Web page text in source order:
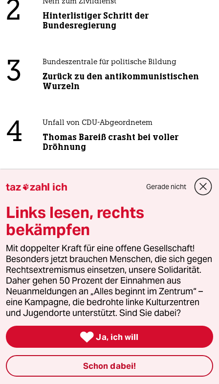
2 Nein zum Zivildienst
Hinterlistiger Schritt der
Bundesregierung
3 Bundeszentrale für politische Bildung
Zurück zu den antikommunistischen
Wurzeln
4 Unfall von CDU-Abgeordnetem
Thomas Bareiß crasht bei voller
Dröhnung
5 Was tun gegen den Energiewende-Rollback?
6 Niedrigwasser in Mittel- und Osteuropa
Stromkrise mit Ansage
taz
Folgen Sie uns
Ressorts
taz zahl ich Gerade nicht
Links lesen, rechts
bekämpfen
Mit doppelter Kraft für eine offene Gesellschaft!
Besonders jetzt brauchen Menschen, die sich gegen
Rechtsextremismus einsetzen, unsere Solidarität.
Daher gehen 50 Prozent der Einnahmen aus
Neuanmeldungen an „Alles beginnt im Zentrum“ –
eine Kampagne, die bedrohte linke Kulturzentren
und Jugendorte unterstützt. Sind Sie dabei?
 Ja, ich will
Schon dabei!